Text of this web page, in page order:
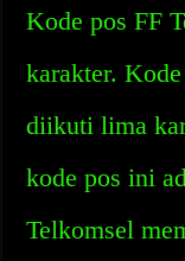
Kode pos FF
karakter.
diikuti lima
kode pos ini
Telkomsel